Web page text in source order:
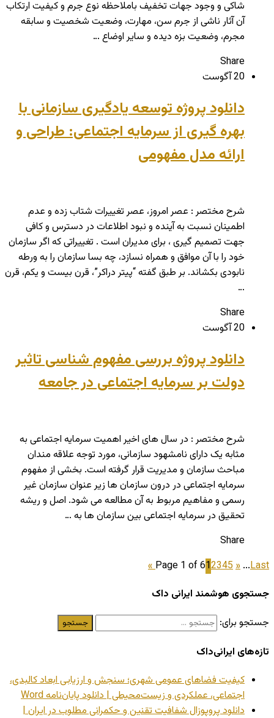
شاکی و وجود جهات تخفیف باملاحظه نوع جرم و کیفیت ارتکاب
آن آثار ناشی از جرم سن، مهارت، وضعیت شخصیت و سابقه
مجرم، وضعیت بزه دیده و سایر اوضاع …
Share
20 آگوست
دانلود پروژه توسعه یادگیری سازمانی با
بهره گیری از سرمایه اجتماعی: طراحی و
ارائه مدل مفهومی
شرح مختصر : عصر امروز، عصر تغییرات شتاب زده و عدم
اطمینان نسبت به آینده و نبود اطلاعات در دسترس و کافی
جهت تصمیم گیری ، برای مدیران است . تغییراتی که اگر سازمان
خود را با آن موافق و همراه نسازد، چه بسا سازمان را به ورطه
نابودی بکشاند. بر طبق گفته “پیتر دراکر”، قرن بیست و یکم، قرن
…
Share
20 آگوست
دانلود پروژه بررسی مفهوم شناسی تاثیر
دولت بر سرمایه اجتماعی در جامعه
شرح مختصر : در سال های اخير اهميت سرمايه اجتماعی به
مثابه يک دارای نامشهود سازمانی، مورد توجه علاقه مندان
مباحث سازمان و مديريت قرار گرفته است. بخشی از مفهوم
سرمايه اجتماعی در درون سازمان ها زير عنوان سازمان غير
رسمی و مفاهيم مربوط به آن مطالعه می شود. اصل و ريشه
تحقيق در سرمايه اجتماعی بين سازمان ها به …
Share
Page 1 of 612345» ...Last »
جستجوی هوشمند ایرانی داک
جستجو برای:
تازه‌های ایرانی‌داک
کیفیت فضاهای عمومی شهری؛ سنجش و ارزیابی ابعاد کالبدی،
اجتماعی، عملکردی و زیست‌محیطی | دانلود پایان‌نامه Word
دانلود پروپوزال شفافیت تقنین و حکمرانی مطلوب در ایران |